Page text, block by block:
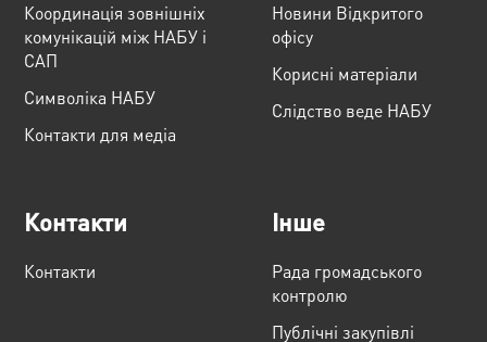
Координація зовнішніх
комунікацій між НАБУ і
САП
Cимволіка НАБУ
Контакти для медіа
Новини Відкритого
офісу
Корисні матеріали
Слідство веде НАБУ
Контакти
Контакти
Інше
Рада громадського
контролю
Публічні закупівлі